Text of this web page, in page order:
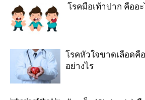
โรคมือเท้าปาก คืออ
โรคหัวใจขาดเลือดคื
อย่างไร